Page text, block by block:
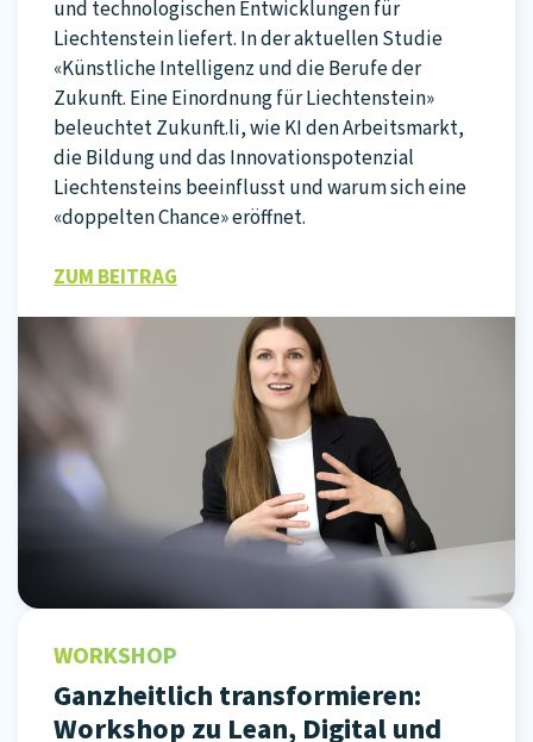
und technologischen Entwicklungen für
Liechtenstein liefert. In der aktuellen Studie
«Künstliche Intelligenz und die Berufe der
Zukunft. Eine Einordnung für Liechtenstein»
beleuchtet Zukunft.li, wie KI den Arbeitsmarkt,
die Bildung und das Innovationspotenzial
Liechtensteins beeinflusst und warum sich eine
«doppelten Chance» eröffnet.
ZUM BEITRAG
WORKSHOP
Ganzheitlich transformieren:
Workshop zu Lean, Digital und